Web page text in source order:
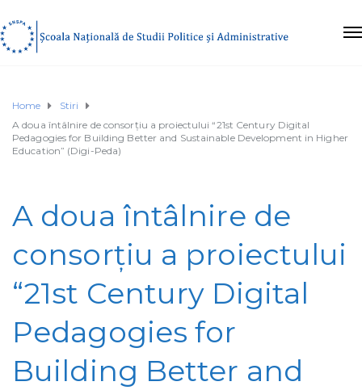
Home
Stiri
A doua întâlnire de consorțiu a proiectului “21st Century Digital
Pedagogies for Building Better and Sustainable Development in Higher
Education” (Digi-Peda)
A doua întâlnire de
consorțiu a proiectului
“21st Century Digital
Pedagogies for
Building Better and